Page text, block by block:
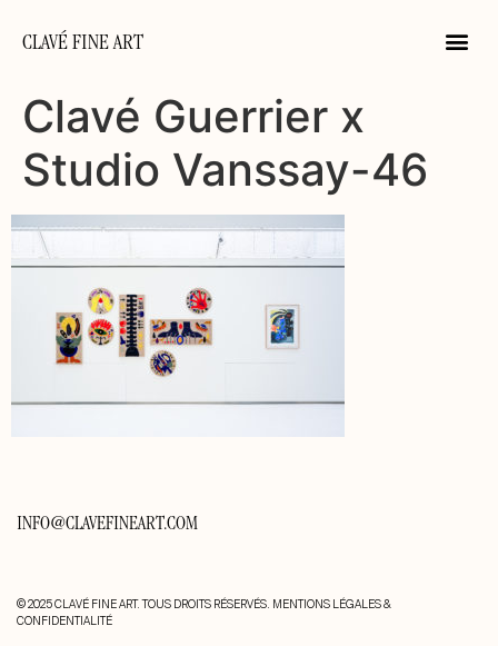
CLAVÉ FINE ART
Clavé Guerrier x
Studio Vanssay-46
INFO@CLAVEFINEART.COM
© 2025 CLAVÉ FINE ART. TOUS DROITS RÉSERVÉS. MENTIONS LÉGALES &
CONFIDENTIALITÉ